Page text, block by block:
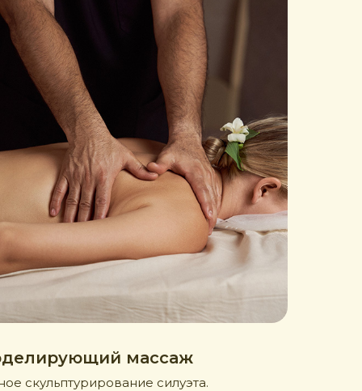
массаж
скульптурирование силуэта.